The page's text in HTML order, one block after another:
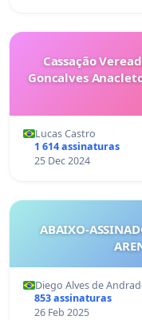
Cassação
Goncalves
Lucas Castro
1 614 assinaturas
25 Dec 2024
ABAIXO-
Diego Alves de
853 assinaturas
26 Feb 2025